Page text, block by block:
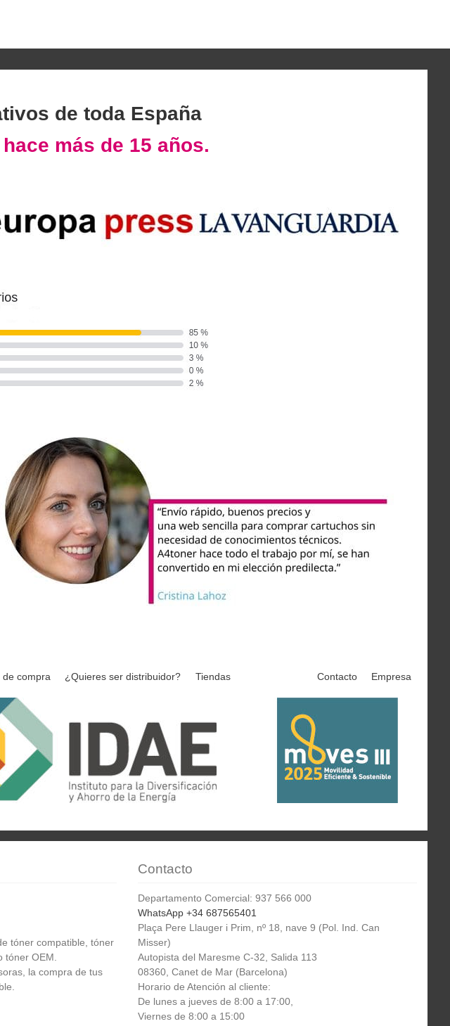
de toda España
hace más de 15 años.
de compra ¿Quieres ser distribuidor? Tiendas Contacto Empresa
tóner compatible, tóner
tóner OEM.
la compra de tus
Contacto
Departamento Comercial: 937 566 000
WhatsApp +34 687565401
Plaça Pere Llauger i Prim, nº 18, nave 9 (Pol. Ind. Can
Misser)
Autopista del Maresme C-32, Salida 113
08360, Canet de Mar (Barcelona)
Horario de Atención al cliente:
De lunes a jueves de 8:00 a 17:00,
Viernes de 8:00 a 15:00